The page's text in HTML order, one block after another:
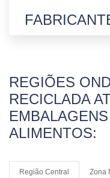
REGIÕES
RECICLADA
ALIMENTOS:
Região Central Zona